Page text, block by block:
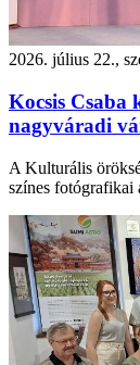
2026. július 22.,
Kocsis Csaba
nagyváradi
A Kulturális
színes fotógrafikai